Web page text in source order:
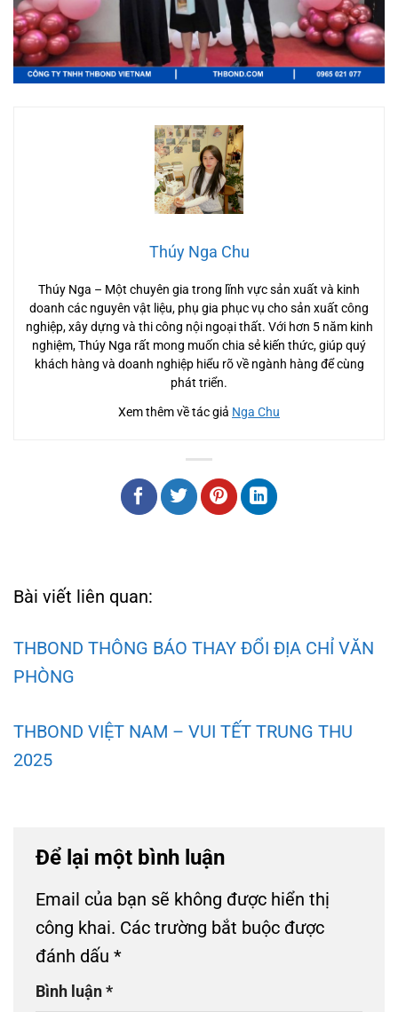
Thúy Nga Chu
Thúy Nga – Một chuyên gia trong lĩnh vực sản xuất và kinh
doanh các nguyên vật liệu, phụ gia phục vụ cho sản xuất công
nghiệp, xây dựng và thi công nội ngoại thất. Với hơn 5 năm kinh
nghiệm, Thúy Nga rất mong muốn chia sẻ kiến thức, giúp quý
khách hàng và doanh nghiệp hiểu rõ về ngành hàng để cùng
phát triển.
Xem thêm về tác giả Nga Chu
Bài viết liên quan:
THBOND THÔNG BÁO THAY ĐỔI ĐỊA CHỈ VĂN
PHÒNG
THBOND VIỆT NAM – VUI TẾT TRUNG THU
2025
Để lại một bình luận
Email của bạn sẽ không được hiển thị
công khai. Các trường bắt buộc được
đánh dấu *
Bình luận*